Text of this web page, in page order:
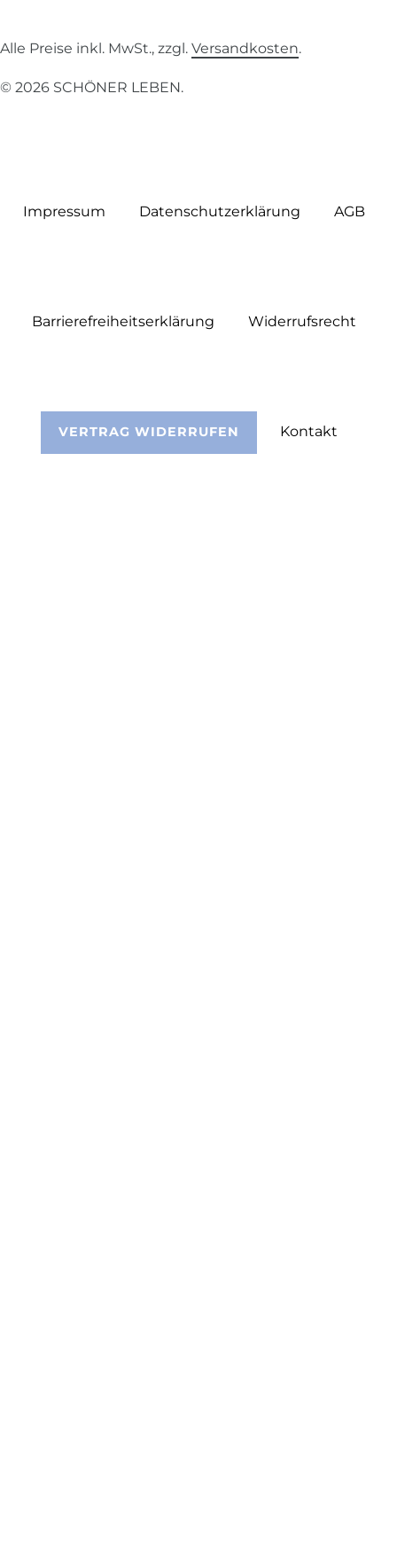
Alle Preise inkl. MwSt., zzgl. Versandkosten.
© 2026 SCHÖNER LEBEN.
Impressum Daten­schutz­erklärung AGB
Barrierefreiheitserklärung Widerrufs­recht
VERTRAG WIDERRUFEN Kontakt